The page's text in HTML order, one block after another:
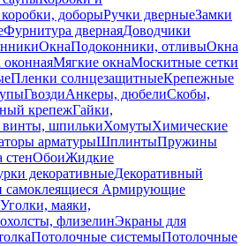
доборыРучки дверныеЗамки
Фурнитура двернаяДоводчики
ОкнаПодоконники, отливыОкна
Мягкие окнаМоскитные сетки
Пленки солнцезащитныеКрепежные
ГвоздиАнкеры, дюбелиСкобы,
крепежГайки,
винты, шпилькиХомутыХимические
арматурыШплинтыПружины
стенОбоиЖидкие
декоративныеДекоративный
Армирующие
Уголки, маяки,
флизелинЭкраны для
Потолочные системыПотолочные